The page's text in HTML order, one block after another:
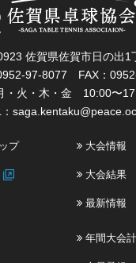
佐賀県佐賀市日の出1
97-8077 FAX：
・火・木・金 10:00〜
プ 大会情報
大会結果
最新情報
年間大会